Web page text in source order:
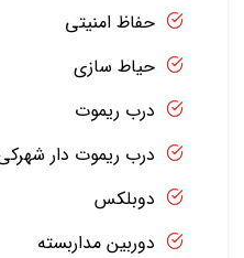
حفاظ امنیتی
حیاط سازی
درب ریموت
درب ریموت دار
دوبلکس
دوربین مداربسته